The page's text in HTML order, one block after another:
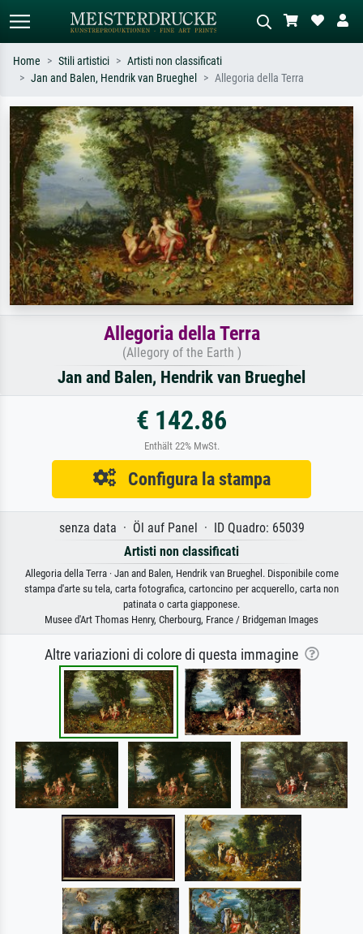
Cerca per artista, titolo o stile – es.
Monet, Notte stellata,
Impressionismo, onda di Hokusai,
nudo.
Descrivi la scena – es. prato verde,
astratto con molto rosso, dipinto a
olio scuro, nudo in piedi vicino a un
albero.
Home Stili artistici
Artisti non classificati
Jan and Balen, Hendrik van Brueghel
Allegoria della Terra
Allegoria della Terra
(Allegory of the Earth )
Jan and Balen, Hendrik van Brueghel
€ 142.86
Enthält 22% MwSt.
Configura la stampa
senza data · Öl auf Panel · ID Quadro: 65039
Artisti non classificati
Allegoria della Terra · Jan and Balen, Hendrik van Brueghel. Disponibile come
stampa d'arte su tela, carta fotografica, cartoncino per acquerello, carta non
patinata o carta giapponese.
Musee d'Art Thomas Henry, Cherbourg, France / Bridgeman Images
Altre variazioni di colore di questa immagine